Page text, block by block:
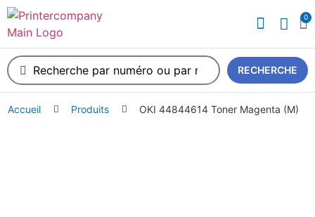
0
RECHERCHE
Accueil Produits OKI 44844614 Toner Magenta (M)